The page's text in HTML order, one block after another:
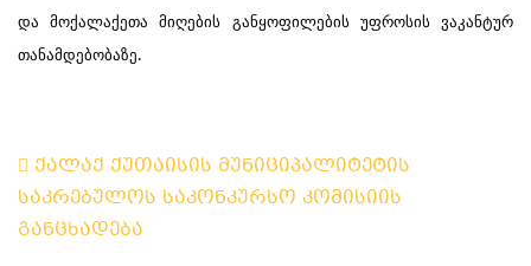
და მოქალაქეთა მიღების განყოფილების უფროსის ვაკანტურ
თანამდებობაზე.
ქალაქ ქუთაისის მუნიციპალიტეტის
საკრებულოს საკონკურსო კომისიის
განცხადება